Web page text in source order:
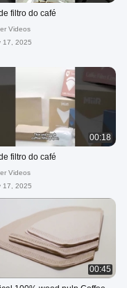
filtro do café
Videos
17, 2025
00:18
filtro do café
Videos
17, 2025
00:45